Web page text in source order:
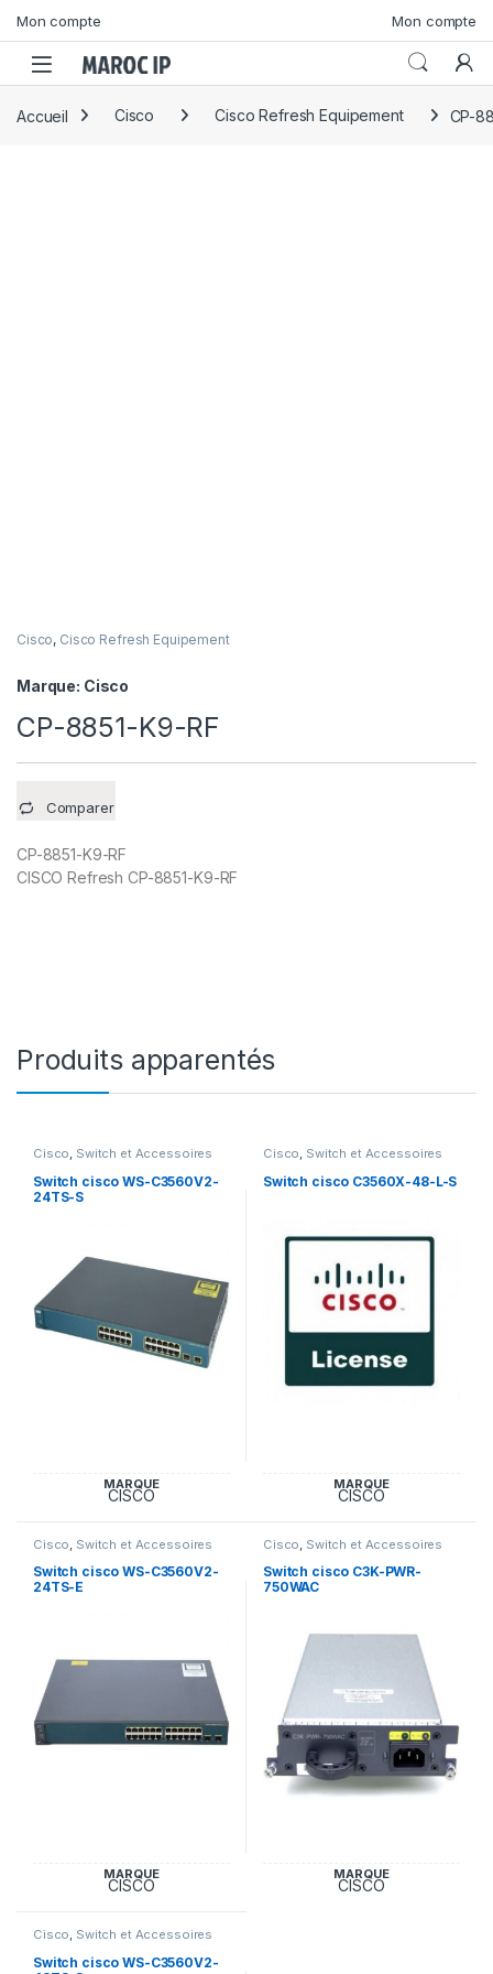
Mon compte Mon compte
Accueil Cisco Cisco Refresh Equipement CP-
Cisco, Cisco Refresh Equipement
Marque: Cisco
CP-8851-K9-RF
Comparer
CP-8851-K9-RF
CISCO Refresh CP-8851-K9-RF
Produits apparentés
Cisco, Switch et Accessoires
Switch cisco WS-C3560V2-
24TS-S
MARQUE
CISCO
Cisco, Switch et Accessoires
Switch cisco C3560X-48-L-S
MARQUE
CISCO
Cisco Switch et Accessoires
Cisco
Switch cisco WS-C3560V2-
24TS-E
MARQUE
CISCO
Cisco Switch et Accessoires
Cisco
Switch cisco C3K-PWR-
750WAC
MARQUE
CISCO
Cisco, Switch et Accessoires
Switch cisco WS-C3560V2-